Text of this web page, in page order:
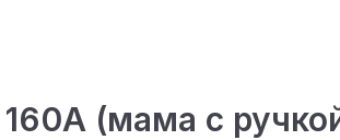
(мама с